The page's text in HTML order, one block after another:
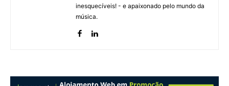
inesquecíveis! - e apaixonado pelo mundo da
música.